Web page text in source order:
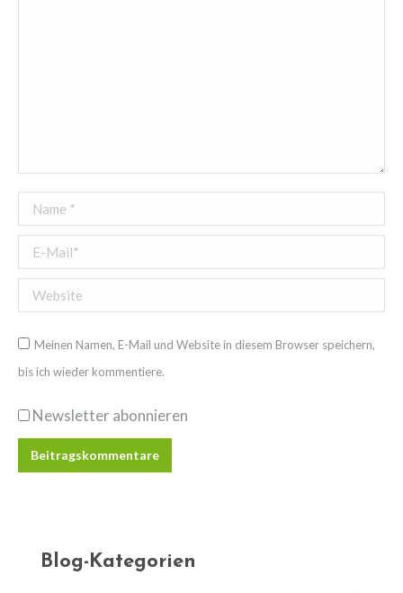
Name *
E-Mail *
Website
Meinen Namen, E-Mail und Website in diesem Browser speichern,
bis ich wieder kommentiere.
Newsletter abonnieren
Beitragskommentare
Blog-Kategorien